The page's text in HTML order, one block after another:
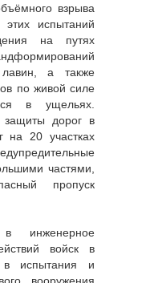
взрыва
испытаний
на путях
а также
по живой силе
в ущельях.
дорог в
на 20 участках
частями,
пропуск
инженерное
войск в
в испытания и